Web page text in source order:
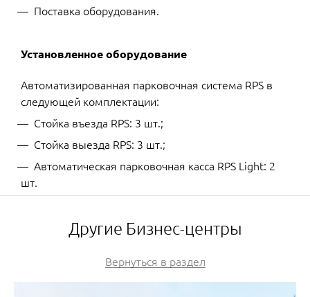
Поставка оборудования.
Установленное оборудование
Автоматизированная парковочная система RPS в
следующей комплектации:
Стойка въезда RPS: 3 шт.;
Стойка выезда RPS: 3 шт.;
Автоматическая парковочная касса RPS Light: 2
шт.
Другие Бизнес-центры
Вернуться в раздел